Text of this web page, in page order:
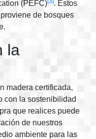
(PEFC)
. Estos
de bosques
la
madera certificada,
con la sostenibilidad
que realices puede
de nuestros
ambiente para las